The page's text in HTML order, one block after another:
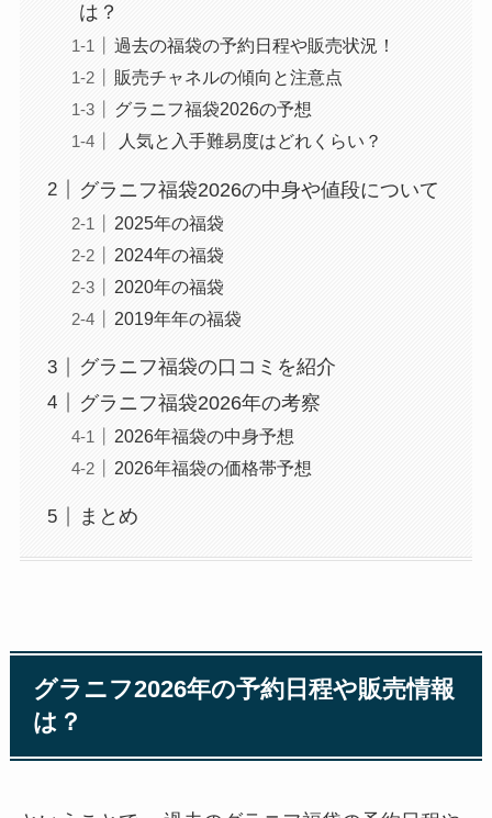
は？
過去の福袋の予約日程や販売状況！
販売チャネルの傾向と注意点
グラニフ福袋2026の予想
人気と入手難易度はどれくらい？
グラニフ福袋2026の中身や値段について
2025年の福袋
2024年の福袋
2020年の福袋
2019年年の福袋
グラニフ福袋の口コミを紹介
グラニフ福袋2026年の考察
2026年福袋の中身予想
2026年福袋の価格帯予想
まとめ
グラニフ2026年の予約日程や販売情報
は？